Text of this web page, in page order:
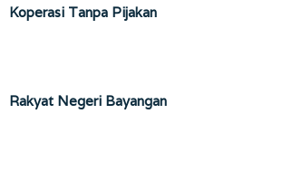
Koperasi Tanpa Pijakan
Rakyat Negeri Bayangan